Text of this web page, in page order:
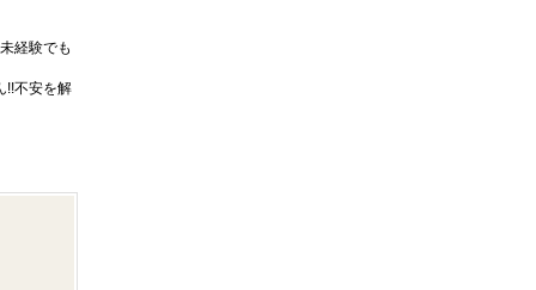
経験でも
!!不安を解